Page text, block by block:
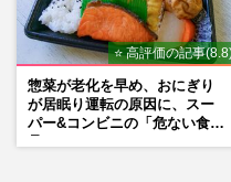
⭐ 高評価の記事
惣菜が老化を早め、おにぎり
が居眠り運転の原因に、スー
パー&コンビニの「危ない食